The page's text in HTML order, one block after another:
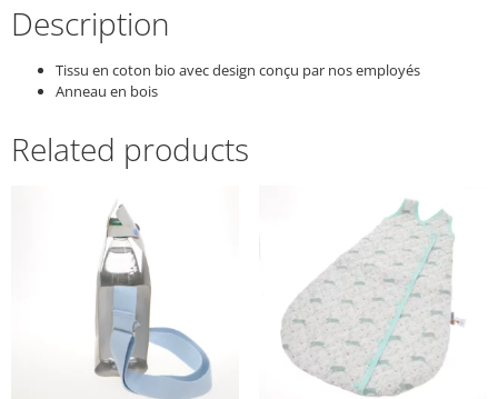
Description
Tissu en coton bio avec design conçu par nos employés
Anneau en bois
Related products